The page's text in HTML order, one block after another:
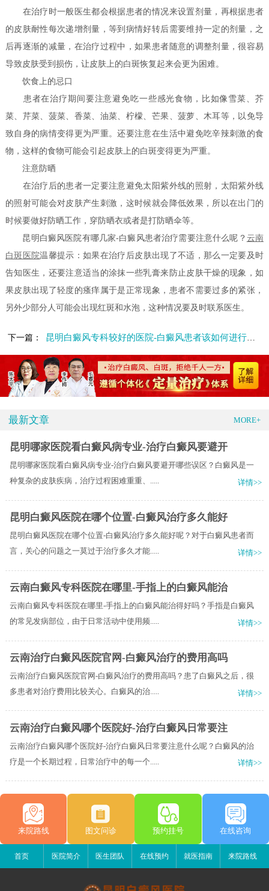
在治疗时一般医生都会根据患者的情况来设置剂量，再根据患者
的皮肤耐性每次递增剂量，等到病情好转后需要维持一定的剂量，之
后再逐渐的减量，在治疗过程中，如果患者随意的调整剂量，很容易
导致皮肤受到损伤，让皮肤上的白斑恢复起来会更为困难。
饮食上的忌口
患者在治疗期间要注意避免吃一些感光食物，比如像雪菜、芥
菜、芹菜、菠菜、香菜、油菜、柠檬、芒果、菠萝、木耳等，以免导
致自身的病情变得更为严重。还要注意在生活中避免吃辛辣刺激的食
物，这样的食物可能会引起皮肤上的白斑变得更为严重。
注意防晒
在治疗后的患者一定要注意避免太阳紫外线的照射，太阳紫外线
的照射可能会对皮肤产生刺激，这时候就会降低效果，所以在出门的
时候要做好防晒工作，穿防晒衣或者是打防晒伞等。
昆明白癜风医院有哪几家-白癜风患者治疗需要注意什么呢？ 云南
白斑医院温馨提示：如果在治疗后皮肤出现了不适，那么一定要及时
告知医生，还要注意适当的涂抹一些乳膏来防止皮肤干燥的现象，如
果皮肤出现了轻度的瘙痒属于是正常现象，患者不需要过多的紧张，
另外少部分人可能会出现红斑和水泡，这种情况要及时联系医生。
下一篇： 昆明白癜风专科较好的医院-白癜风患者该如何进行治疗
最新文章 MORE+
昆明哪家医院看白癜风病专业-治疗白癜风要避开
昆明哪家医院看白癜风病专业-治疗白癜风要避开哪些误区？白癜风是一
种复杂的皮肤疾病，治疗过程困难重重、.....
详情>>
昆明白癜风医院在哪个位置-白癜风治疗多久能好
昆明白癜风医院在哪个位置-白癜风治疗多久能好呢？对于白癜风患者而
言，关心的问题之一莫过于治疗多久才能.....
详情>>
云南白癜风专科医院在哪里-手指上的白癜风能治
云南白癜风专科医院在哪里-手指上的白癜风能治得好吗？手指是白癜风
的常见发病部位，由于日常活动中使用频.....
详情>>
云南治疗白癜风医院官网-白癜风治疗的费用高吗
云南治疗白癜风医院官网-白癜风治疗的费用高吗？患了白癜风之后，很
多患者对治疗费用比较关心。白癜风的治.....
详情>>
云南治疗白癜风哪个医院好-治疗白癜风日常要注
云南治疗白癜风哪个医院好-治疗白癜风日常要注意什么呢？白癜风的治
疗是一个长期过程，日常治疗中的每一个.....
详情>>
来院路线 图文问诊 预约挂号 在线咨询
首页 医院简介 医生团队 在线预约 就医指南 来院路线